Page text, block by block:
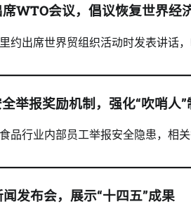
WTO会议，倡议恢复世界经
约出席世界贸组织活动时发表讲话
举报奖励机制，强化“吹哨人”
品行业内部员工举报安全隐患，相
发布会，展示“十四五”成果